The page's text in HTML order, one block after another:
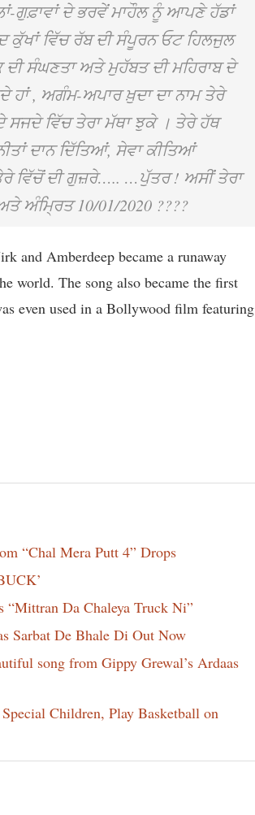
ਗੁਫ਼ਾਵਾਂ ਦੇ ਭਰਵੇਂ ਮਾਹੌਲ ਨੂੰ ਆਪਣੇ ਹੱਡਾਂ
ਕੁੱਖਾਂ ਵਿੱਚ ਰੱਬ ਦੀ ਸੰਪੂਰਨ ਓਟ ਹਿਲਜੁਲ
ਸੰਘਣਤਾ ਅਤੇ ਮੁਹੱਬਤ ਦੀ ਮਹਿਰਾਬ ਦੇ
ਹਾਂ , ਅਗੰਮ-ਅਪਾਰ ਖ਼ੁਦਾ ਦਾ ਨਾਮ ਤੇਰੇ
ਸਜਦੇ ਵਿੱਚ ਤੇਰਾ ਮੱਥਾ ਝੁਕੇ । ਤੇਰੇ ਹੱਥ
ਦਾਨ ਦਿੱਤਿਆਂ, ਸੇਵਾ ਕੀਤਿਆਂ
ਵਿੱਚੋਂ ਦੀ ਗੁਜ਼ਰੇ….. …ਪੁੱਤਰ ! ਅਸੀਂ ਤੇਰਾ
ਅੰਮ੍ਰਿਤ 10/01/2020 ????
and Amberdeep became a runaway
world. The song also became the first
even used in a Bollywood film featuring
“Chal Mera Putt 4” Drops
“Mittran Da Chaleya Truck Ni”
Sarbat De Bhale Di Out Now
song from Gippy Grewal’s Ardaas
Children, Play Basketball on